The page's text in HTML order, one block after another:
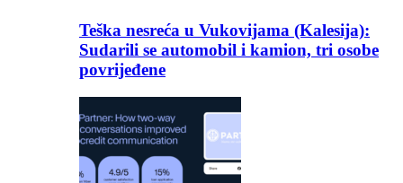
Teška nesreća u Vukovijama (Kalesija):
Sudarili se automobil i kamion, tri osobe
povrijeđene